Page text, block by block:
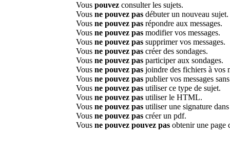
Vous pouvez consulter les sujets.
Vous ne pouvez pas débuter un nouveau sujet.
Vous ne pouvez pas répondre aux messages.
Vous ne pouvez pas modifier vos messages.
Vous ne pouvez pas supprimer vos messages.
Vous ne pouvez pas créer des sondages.
Vous ne pouvez pas participer aux sondages.
Vous ne pouvez pas joindre des fichiers à vos
Vous ne pouvez pas publier vos messages
Vous ne pouvez pas utiliser ce type de sujet.
Vous ne pouvez pas utiliser le HTML.
Vous ne pouvez pas utiliser une signature
Vous ne pouvez pas créer un pdf.
Vous ne pouvez pouvez pas obtenir une page